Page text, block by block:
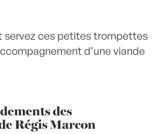
servez ces petites trompettes
d’une viande
des
Régis Marcon